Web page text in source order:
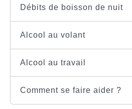
Débits de boisson de nuit
Alcool au volant
Alcool au travail
Comment se faire aider ?